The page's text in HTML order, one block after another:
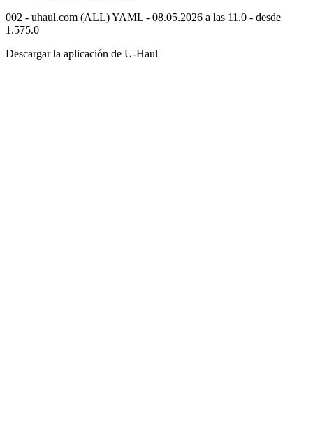
002 - uhaul.com (ALL) YAML - 08.05.2026 a las 11.0 - desde
1.575.0
Descargar la aplicación de U-Haul